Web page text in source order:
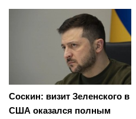
Соскин: визит Зеленского в
США оказался полным